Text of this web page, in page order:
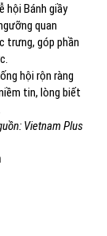
hội Bánh giầy
quan
trưng, góp phần
hội rộn ràng
tin, lòng biết
Vietnam Plus